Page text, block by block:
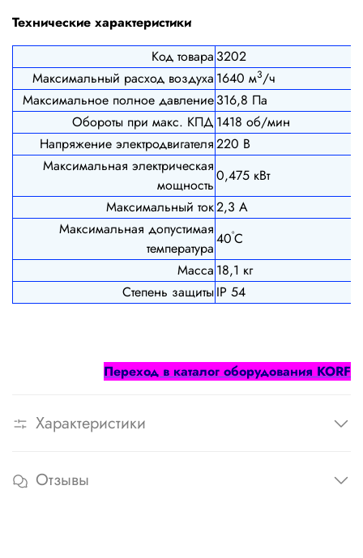
Технические характеристики
Код товара 3202
Максимальный расход воздуха 1640 м3/ч
Максимальное полное давление316,8 Па
Обороты при макс. КПД 1418 об/мин
Напряжение электродвигателя220 В
Максимальная электрическая
мощность
0,475 кВт
Максимальный ток2,3 А
Максимальная допустимая
температура
40ºС
Масса 18,1 кг
Степень защитыIP 54
Переход в каталог оборудования KORF
Характеристики
Отзывы